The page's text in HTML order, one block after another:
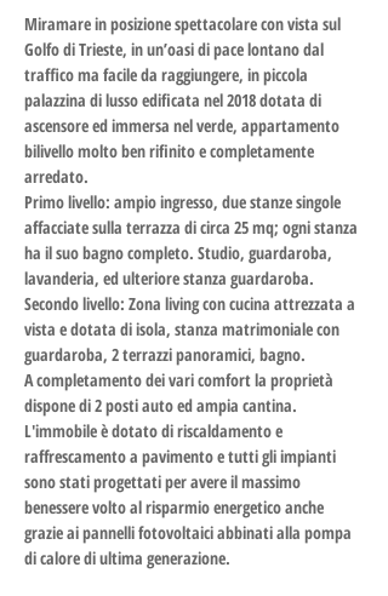
Miramare in posizione spettacolare con vista sul
Golfo di Trieste, in un’oasi di pace lontano dal
traffico ma facile da raggiungere, in piccola
palazzina di lusso edificata nel 2018 dotata di
ascensore ed immersa nel verde, appartamento
bilivello molto ben rifinito e completamente
arredato.
Primo livello: ampio ingresso, due stanze singole
affacciate sulla terrazza di circa 25 mq; ogni stanza
ha il suo bagno completo. Studio, guardaroba,
lavanderia, ed ulteriore stanza guardaroba.
Secondo livello: Zona living con cucina attrezzata a
vista e dotata di isola, stanza matrimoniale con
guardaroba, 2 terrazzi panoramici, bagno.
A completamento dei vari comfort la proprietà
dispone di 2 posti auto ed ampia cantina.
L'immobile è dotato di riscaldamento e
raffrescamento a pavimento e tutti gli impianti
sono stati progettati per avere il massimo
benessere volto al risparmio energetico anche
grazie ai pannelli fotovoltaici abbinati alla pompa
di calore di ultima generazione.